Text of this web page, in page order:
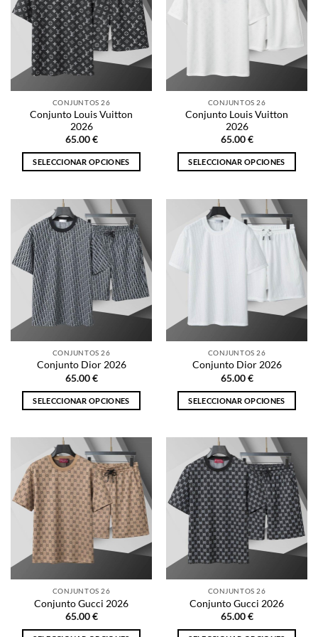
Las
opciones
se
pueden
elegir
en
la
página
de
producto
opciones
pueden
elegir
en
la
página
de
producto
CONJUNTOS 26
Conjunto Louis Vuitton
2026
65.00€
SELECCIONAR OPCIONES
tiene
múltiples
variantes.
Las
opciones
se
pueden
elegir
en
la
página
de
CONJUNTOS 26
Conjunto Louis Vuitton
2026
65.00€
SELECCIONAR OPCIONES
tiene
múltiples
variantes.
opciones
pueden
elegir
en
la
página
de
CONJUNTOS 26
Conjunto Dior 2026
65.00€
SELECCIONAR OPCIONES
tiene
múltiples
variantes.
Las
opciones
se
pueden
elegir
en
la
página
de
CONJUNTOS 26
Conjunto Dior 2026
65.00€
SELECCIONAR OPCIONES
tiene
múltiples
variantes.
Las
opciones
se
pueden
elegir
en
la
página
de
CONJUNTOS 26
Conjunto Gucci 2026
65.00€
CONJUNTOS 26
Conjunto Gucci 2026
65.00€